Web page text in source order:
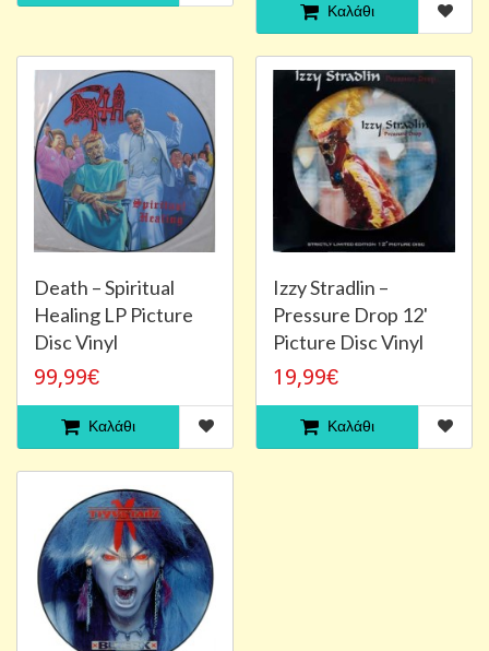
Καλάθι
Death ‎– Spiritual
Healing LP Picture
Disc Vinyl
99,99€
Καλάθι
Izzy Stradlin ‎–
Pressure Drop 12'
Picture Disc Vinyl
19,99€
Καλάθι